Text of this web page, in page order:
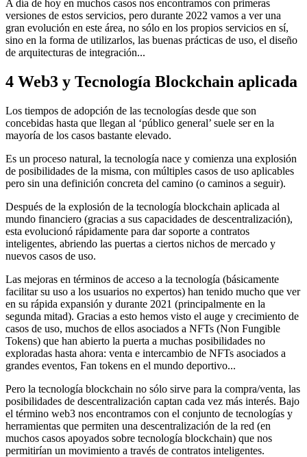
A día de hoy en muchos casos nos encontramos con primeras
versiones de estos servicios, pero durante 2022 vamos a ver una
gran evolución en este área, no sólo en los propios servicios en sí,
sino en la forma de utilizarlos, las buenas prácticas de uso, el diseño
de arquitecturas de integración...
4 Web3 y Tecnología Blockchain aplicada
Los tiempos de adopción de las tecnologías desde que son
concebidas hasta que llegan al ‘público general’ suele ser en la
mayoría de los casos bastante elevado.
Es un proceso natural, la tecnología nace y comienza una explosión
de posibilidades de la misma, con múltiples casos de uso aplicables
pero sin una definición concreta del camino (o caminos a seguir).
Después de la explosión de la tecnología blockchain aplicada al
mundo financiero (gracias a sus capacidades de descentralización),
esta evolucionó rápidamente para dar soporte a contratos
inteligentes, abriendo las puertas a ciertos nichos de mercado y
nuevos casos de uso.
Las mejoras en términos de acceso a la tecnología (básicamente
facilitar su uso a los usuarios no expertos) han tenido mucho que ver
en su rápida expansión y durante 2021 (principalmente en la
segunda mitad). Gracias a esto hemos visto el auge y crecimiento de
casos de uso, muchos de ellos asociados a NFTs (Non Fungible
Tokens) que han abierto la puerta a muchas posibilidades no
exploradas hasta ahora: venta e intercambio de NFTs asociados a
grandes eventos, Fan tokens en el mundo deportivo...
Pero la tecnología blockchain no sólo sirve para la compra/venta, las
posibilidades de descentralización captan cada vez más interés. Bajo
el término web3 nos encontramos con el conjunto de tecnologías y
herramientas que permiten una descentralización de la red (en
muchos casos apoyados sobre tecnología blockchain) que nos
permitirían un movimiento a través de contratos inteligentes.